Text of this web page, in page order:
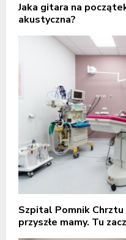
Jaka gitara na
akustyczna?
Szpital Pomnik
przyszłe mamy. Tu